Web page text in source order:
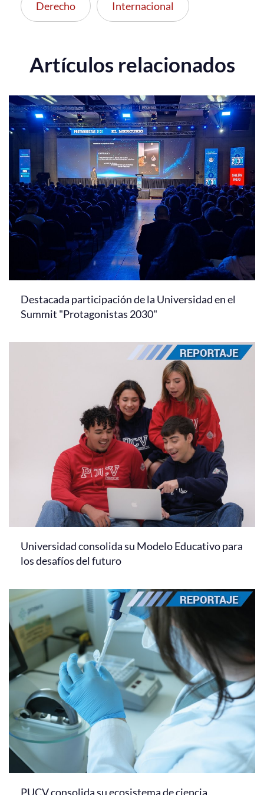
Derecho Internacional
Artículos relacionados
Destacada participación de la Universidad en el
Summit "Protagonistas 2030"
Universidad consolida su Modelo Educativo para
los desafíos del futuro
PUCV consolida su ecosistema de ciencia,